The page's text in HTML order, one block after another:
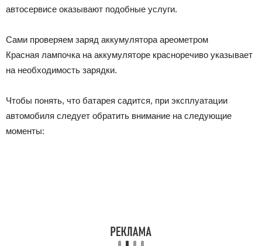
автосервисе оказывают подобные услуги.
Сами проверяем заряд аккумулятора ареометром
Красная лампочка на аккумуляторе красноречиво указывает
на необходимость зарядки.
Чтобы понять, что батарея садится, при эксплуатации
автомобиля следует обратить внимание на следующие
моменты: